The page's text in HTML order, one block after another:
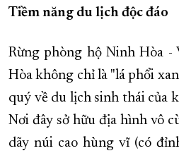
ĐẠI HỘI ĐẢNG CÁC CẤP TRANG
Tiềm năng du lịch độc đáo
Rừng phòng hộ Ninh Hòa
Hòa không chỉ là "lá phổi
quý về du lịch sinh thái của
Nơi đây sở hữu địa hình vô
dãy núi cao hùng vĩ (có